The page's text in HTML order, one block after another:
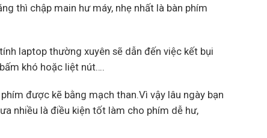
thì chập main hư máy, nhẹ nhất là bàn phím
laptop thường xuyên sẽ dẫn đến việc kết bụi
khó hoặc liệt nút….
được kẽ bằng mạch than.Vì vậy lâu ngày bạn
nhiều là điều kiện tốt làm cho phím dễ hư,